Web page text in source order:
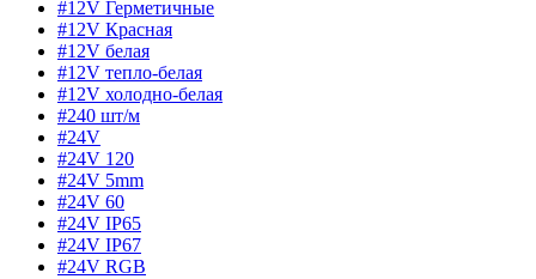
#12V Герметичные
#12V Красная
#12V белая
#12V тепло-белая
#12V холодно-белая
#240 шт/м
#24V
#24V 120
#24V 5mm
#24V 60
#24V IP65
#24V IP67
#24V RGB